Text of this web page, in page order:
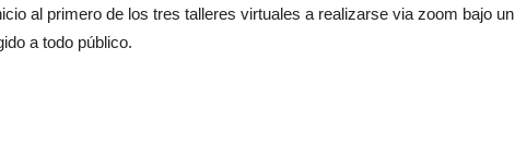
al primero de los tres talleres virtuales a realizarse via zoom bajo un
a todo público.